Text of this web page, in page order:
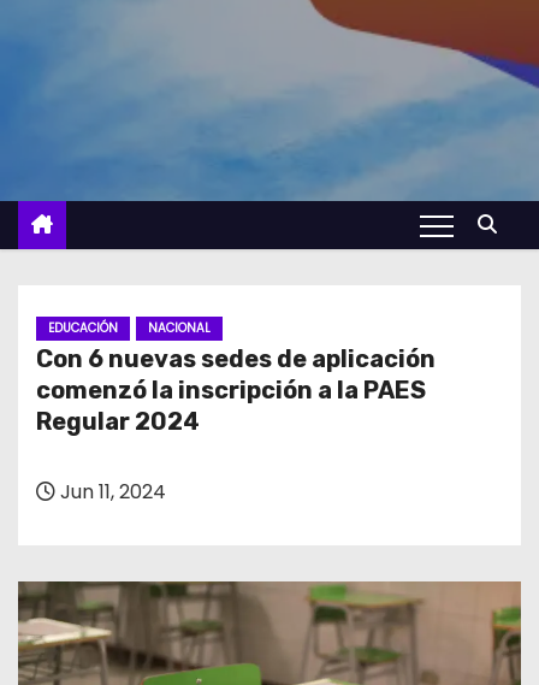
EDUCACIÓN NACIONAL
Con 6 nuevas sedes de aplicación
comenzó la inscripción a la PAES
Regular 2024
Jun 11, 2024